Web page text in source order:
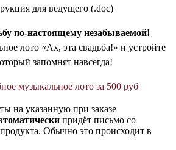
для ведущего (.doc)
по-настоящему незабываемой!
лото «Ах, эта свадьба!» и устройте
запомнят навсегда!
музыкальное лото за 500 руб
на указанную при заказе
придёт письмо со
Обычно это происходит в